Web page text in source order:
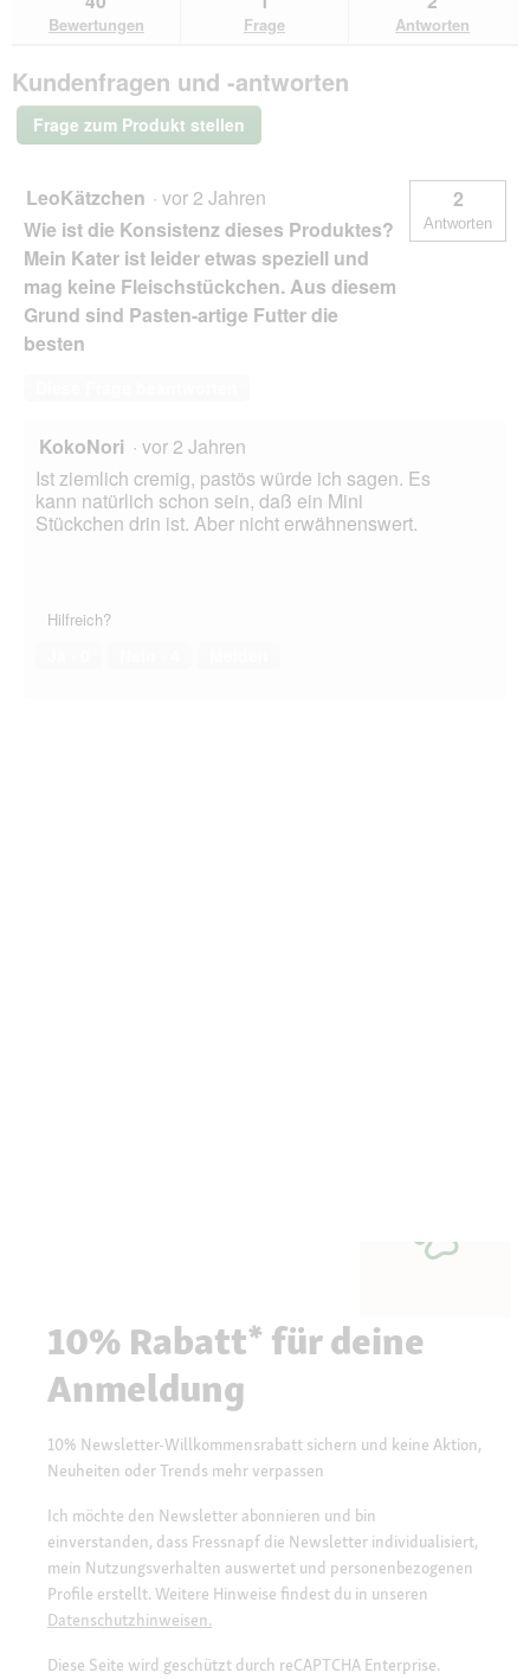
FIT+FUN
Geflügel
g
durchsuchen
Bewertungen Frage Antworten
Kundenfragen und -antworten
Frage zum Produkt stellen
LeoKätzchen · vor 2 Jahren
Wie ist die Konsistenz dieses Produktes?
Mein Kater ist leider etwas speziell und
mag keine Fleischstückchen. Aus diesem
Grund sind Pasten-artige Futter die
besten
2
Antworten
KokoNori · vor 2 Jahren
Ist ziemlich cremig, pastös würde ich sagen. Es
kann natürlich schon sein, daß ein Mini
Stückchen drin ist. Aber nicht erwähnenswert.
Hilfreich?
10% Rabatt* für deine
Anmeldung
10% Newsletter-Willkommensrabatt sichern und keine Aktion,
Neuheiten oder Trends mehr verpassen
Ich möchte den Newsletter abonnieren und bin
einverstanden, dass Fressnapf die Newsletter individualisiert,
mein Nutzungsverhalten auswertet und personenbezogenen
Profile erstellt. Weitere Hinweise findest du in unseren
Datenschutzhinweisen.
Diese Seite wird geschützt durch reCAPTCHA Enterprise.